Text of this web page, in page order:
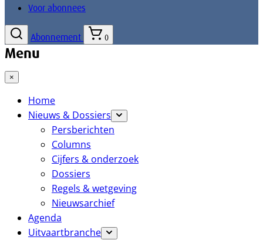
Voor abonnees
Abonnement 0
Menu
×
Home
Nieuws & Dossiers
Persberichten
Columns
Cijfers & onderzoek
Dossiers
Regels & wetgeving
Nieuwsarchief
Agenda
Uitvaartbranche